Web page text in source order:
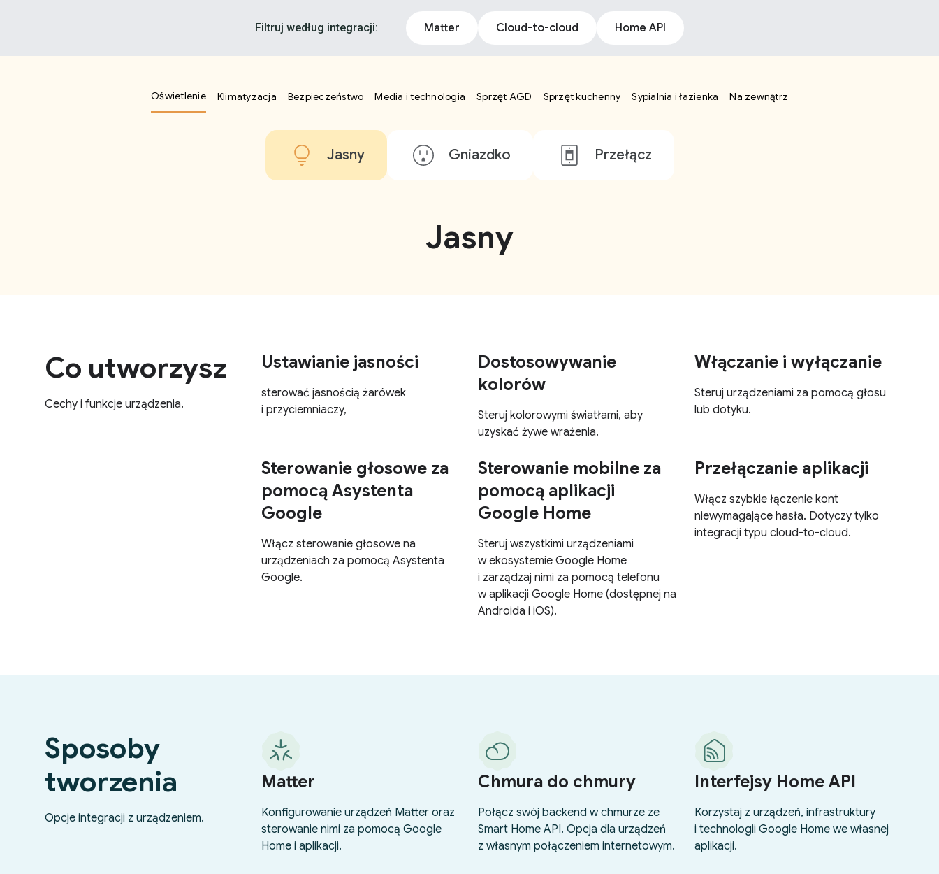
Filtruj według integracji: Matter Cloud-to-cloud Home API
Oświetlenie Klimatyzacja Bezpieczeństwo Media i technologia Sprzęt AGD Sprzęt kuchenny Sypialnia i łazienka Na zewnątrz
Jasny Gniazdko Przełącz
Jasny
Co utworzysz
Cechy i funkcje urządzenia.
Ustawianie jasności
sterować jasnością żarówek
i przyciemniaczy,
Dostosowywanie
kolorów
Steruj kolorowymi światłami, aby
uzyskać żywe wrażenia.
Włączanie i wyłączanie
Steruj urządzeniami za pomocą głosu
lub dotyku.
Sterowanie głosowe za
pomocą Asystenta
Google
Włącz sterowanie głosowe na
urządzeniach za pomocą Asystenta
Google.
Sterowanie mobilne za
pomocą aplikacji
Google Home
Steruj wszystkimi urządzeniami
w ekosystemie Google Home
i zarządzaj nimi za pomocą telefonu
w aplikacji Google Home (dostępnej na
Androida i iOS).
Przełączanie aplikacji
Włącz szybkie łączenie kont
niewymagające hasła. Dotyczy tylko
integracji typu cloud-to-cloud.
Sposoby
tworzenia
Opcje integracji z urządzeniem.
Matter
Konfigurowanie urządzeń Matter oraz
sterowanie nimi za pomocą Google
Home i aplikacji.
Chmura do chmury
Połącz swój backend w chmurze ze
Smart Home API. Opcja dla urządzeń
z własnym połączeniem internetowym.
Interfejsy Home API
Korzystaj z urządzeń, infrastruktury
i technologii Google Home we własnej
aplikacji.